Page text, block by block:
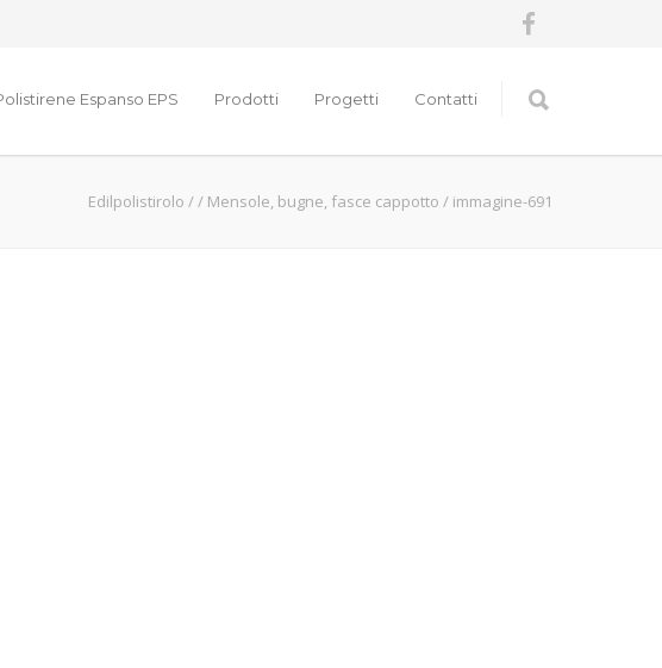
Espanso EPS Prodotti Progetti Contatti
Edilpolistirolo // Mensole, bugne, fasce cappotto / immagine-691